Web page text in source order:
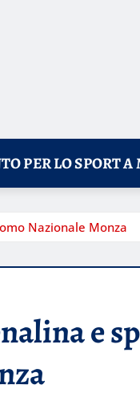
PER LO SPORT
Nazionale Monza
e